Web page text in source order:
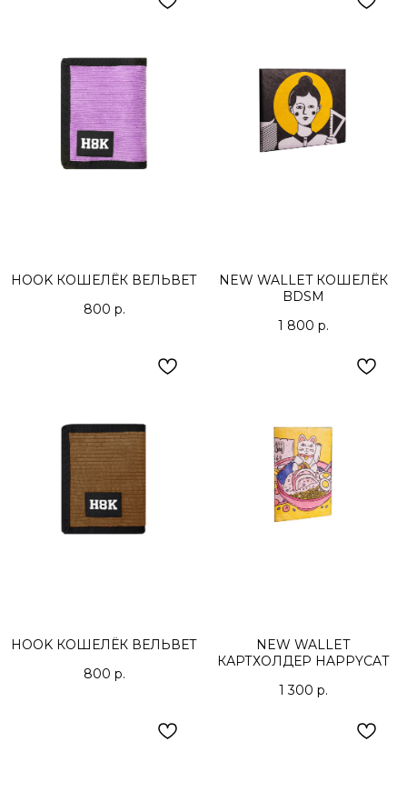
HOOK КОШЕЛЁК ВЕЛЬВЕТ
800 р.
NEW WALLET КОШЕЛЁК
BDSM
1 800 р.
HOOK КОШЕЛЁК ВЕЛЬВЕТ
800 р.
NEW WALLET
КАРТХОЛДЕР HAPPYCAT
1 300 р.
ДОКУМЕНТЫ
ВОЗВРАТ